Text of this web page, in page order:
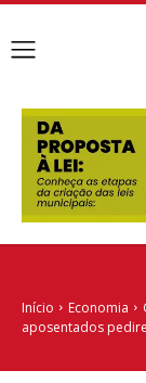
Início Economia
aposentados